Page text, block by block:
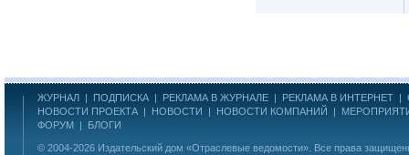
ЖУРНАЛ | ПОДПИСКА | РЕКЛАМА В ЖУРНАЛЕ | РЕКЛАМА В ИНТЕРНЕТ |
НОВОСТИ ПРОЕКТА | НОВОСТИ | НОВОСТИ КОМПАНИЙ |
ФОРУМ | БЛОГИ
© 2004-2026 Издательский дом «Отраслевые ведомости» . Все права